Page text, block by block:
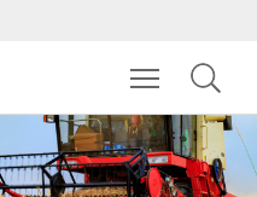
Toggle